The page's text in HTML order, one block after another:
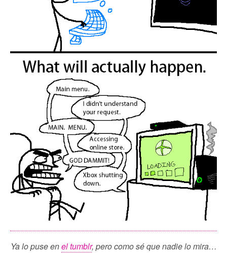
Ya lo puse enel tumblr, pero como sé que nadie lo mira…